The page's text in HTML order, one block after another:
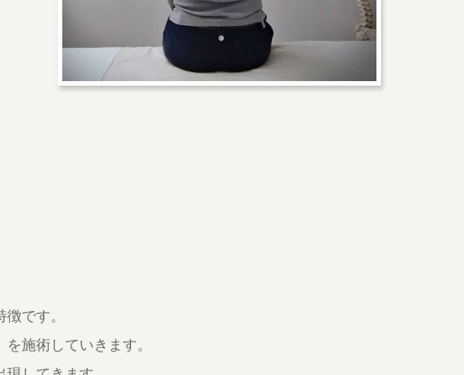
です。
施術していきます。